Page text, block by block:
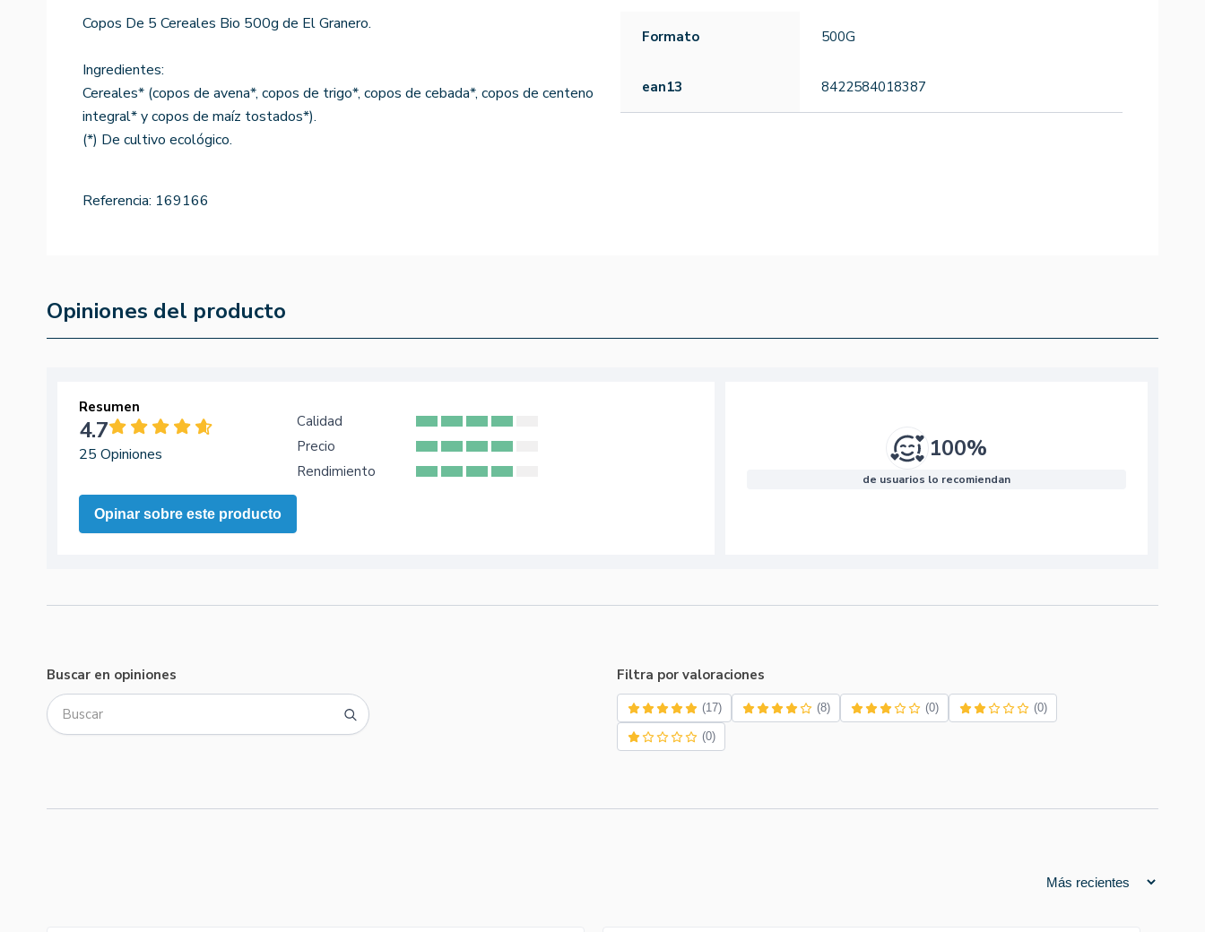
Copos De 5 Cereales Bio 500g de El Granero.
Ingredientes:
Cereales* (copos de avena*, copos de trigo*, copos de cebada*, copos de centeno
integral* y copos de maíz tostados*).
(*) De cultivo ecológico.
Referencia: 169166
Formato 500G
ean13 8422584018387
Opiniones del producto
Resumen
4.7
25 Opiniones
Opinar sobre este producto
Calidad
Precio
Rendimiento
100%
de usuarios lo recomiendan
Buscar en opiniones Filtra por valoraciones
(17) (8) (0) (0)
(0)